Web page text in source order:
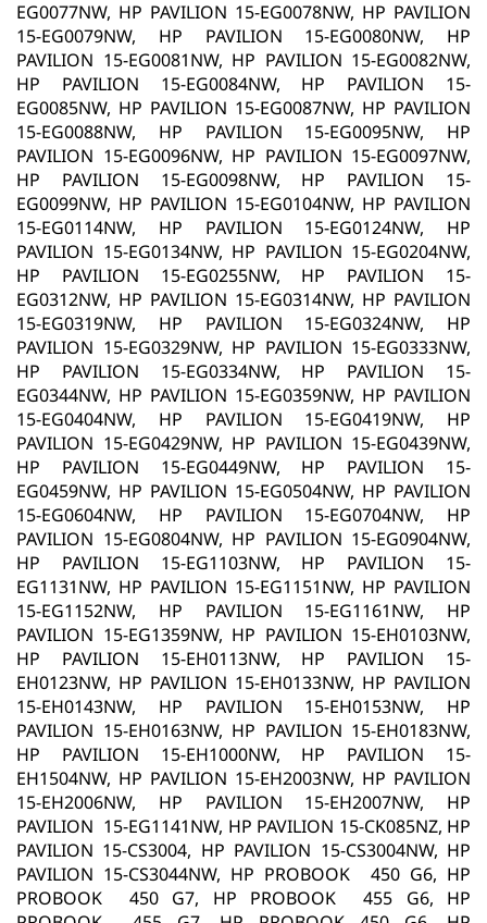
EG0077NW, HP PAVILION 15-EG0078NW, HP PAVILION
15-EG0079NW, HP PAVILION 15-EG0080NW, HP
PAVILION 15-EG0081NW, HP PAVILION 15-EG0082NW,
HP PAVILION 15-EG0084NW, HP PAVILION 15-
EG0085NW, HP PAVILION 15-EG0087NW, HP PAVILION
15-EG0088NW, HP PAVILION 15-EG0095NW, HP
PAVILION 15-EG0096NW, HP PAVILION 15-EG0097NW,
HP PAVILION 15-EG0098NW, HP PAVILION 15-
EG0099NW, HP PAVILION 15-EG0104NW, HP PAVILION
15-EG0114NW, HP PAVILION 15-EG0124NW, HP
PAVILION 15-EG0134NW, HP PAVILION 15-EG0204NW,
HP PAVILION 15-EG0255NW, HP PAVILION 15-
EG0312NW, HP PAVILION 15-EG0314NW, HP PAVILION
15-EG0319NW, HP PAVILION 15-EG0324NW, HP
PAVILION 15-EG0329NW, HP PAVILION 15-EG0333NW,
HP PAVILION 15-EG0334NW, HP PAVILION 15-
EG0344NW, HP PAVILION 15-EG0359NW, HP PAVILION
15-EG0404NW, HP PAVILION 15-EG0419NW, HP
PAVILION 15-EG0429NW, HP PAVILION 15-EG0439NW,
HP PAVILION 15-EG0449NW, HP PAVILION 15-
EG0459NW, HP PAVILION 15-EG0504NW, HP PAVILION
15-EG0604NW, HP PAVILION 15-EG0704NW, HP
PAVILION 15-EG0804NW, HP PAVILION 15-EG0904NW,
HP PAVILION 15-EG1103NW, HP PAVILION 15-
EG1131NW, HP PAVILION 15-EG1151NW, HP PAVILION
15-EG1152NW, HP PAVILION 15-EG1161NW, HP
PAVILION 15-EG1359NW, HP PAVILION 15-EH0103NW,
HP PAVILION 15-EH0113NW, HP PAVILION 15-
EH0123NW, HP PAVILION 15-EH0133NW, HP PAVILION
15-EH0143NW, HP PAVILION 15-EH0153NW, HP
PAVILION 15-EH0163NW, HP PAVILION 15-EH0183NW,
HP PAVILION 15-EH1000NW, HP PAVILION 15-
EH1504NW, HP PAVILION 15-EH2003NW, HP PAVILION
15-EH2006NW, HP PAVILION 15-EH2007NW, HP
PAVILION 15-EG1141NW, HP PAVILION 15-CK085NZ, HP
PAVILION 15-CS3004, HP PAVILION 15-CS3004NW, HP
PAVILION 15-CS3044NW, HP PROBOOK 450 G6, HP
PROBOOK 450 G7, HP PROBOOK 455 G6, HP